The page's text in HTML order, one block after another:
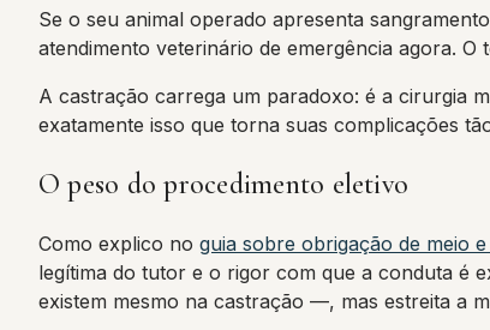
Se o seu animal operado apresenta
atendimento veterinário de emergência agora. O
A castração carrega um paradoxo: é a cirurgia
exatamente isso que torna suas complicações
O peso do procedimento eletivo
Como explico no guia sobre obrigação de meio
legítima do tutor e o rigor com que a conduta é
existem mesmo na castração —, mas estreita a